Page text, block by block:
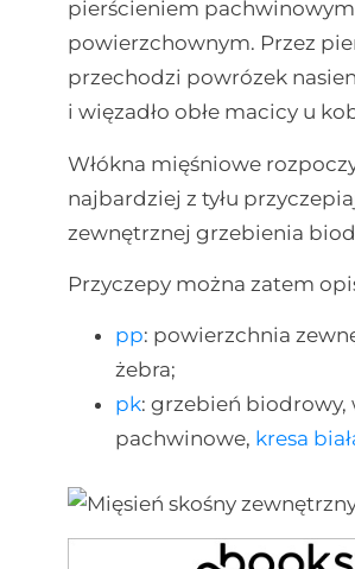
pierścieniem pachwinowym
powierzchownym. Przez
przechodzi powrózek
i więzadło obłe macicy u
Włókna mięśniowe
najbardziej z tyłu
zewnętrznej grzebienia
Przyczepy można zatem
pp: powierzchnia
żebra;
pk: grzebień biodrowy,
pachwinowe, kresa